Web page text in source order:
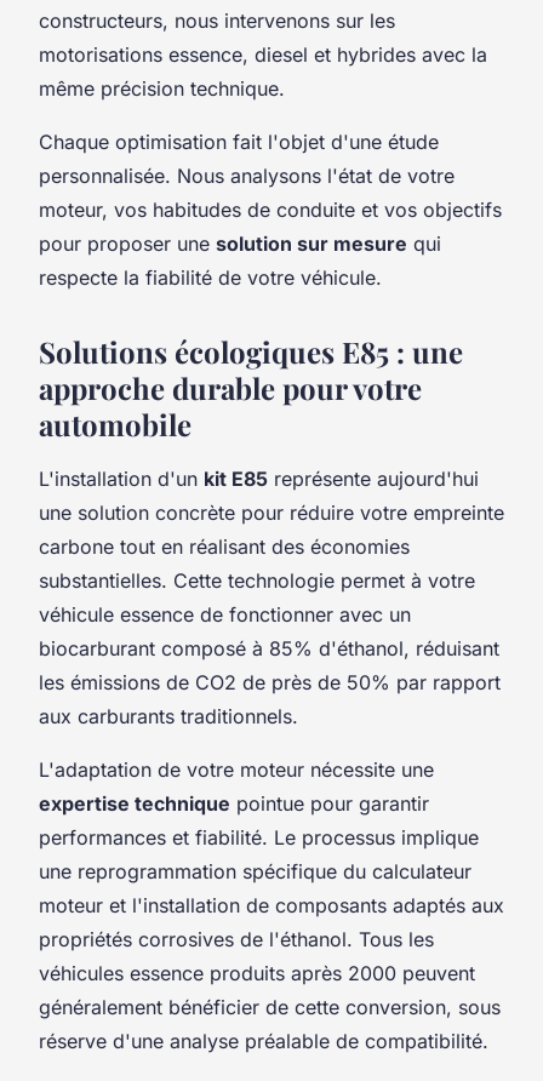
constructeurs, nous intervenons sur les
motorisations essence, diesel et hybrides avec la
même précision technique.
Chaque optimisation fait l'objet d'une étude
personnalisée. Nous analysons l'état de votre
moteur, vos habitudes de conduite et vos objectifs
pour proposer une solution sur mesure qui
respecte la fiabilité de votre véhicule.
Solutions écologiques E85 : une
approche durable pour votre
automobile
L'installation d'un kit E85 représente aujourd'hui
une solution concrète pour réduire votre empreinte
carbone tout en réalisant des économies
substantielles. Cette technologie permet à votre
véhicule essence de fonctionner avec un
biocarburant composé à 85% d'éthanol, réduisant
les émissions de CO2 de près de 50% par rapport
aux carburants traditionnels.
L'adaptation de votre moteur nécessite une
expertise technique pointue pour garantir
performances et fiabilité. Le processus implique
une reprogrammation spécifique du calculateur
moteur et l'installation de composants adaptés aux
propriétés corrosives de l'éthanol. Tous les
véhicules essence produits après 2000 peuvent
généralement bénéficier de cette conversion, sous
réserve d'une analyse préalable de compatibilité.